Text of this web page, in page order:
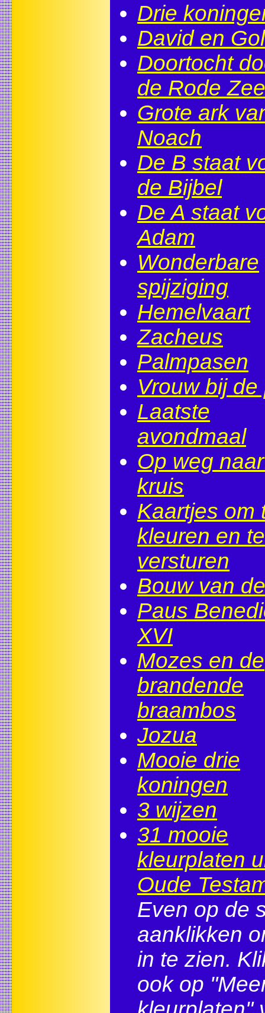
Drie
David en
Doortocht
de Rode Zee
Grote ark
Noach
De B staat
de Bijbel
De A staat
Adam
Wonderbare
spijziging
Hemelvaart
Zacheus
Palmpasen
Vrouw bij de
Laatste
avondmaal
Op weg
kruis
Kaartjes om
kleuren en te
versturen
Bouw van
Paus
XVI
Mozes en de
brandende
braambos
Jozua
Mooie drie
koningen
3 wijzen
31 mooie
kleurplaten
Oude
Even op de
aanklikken
in te zien.
ook op